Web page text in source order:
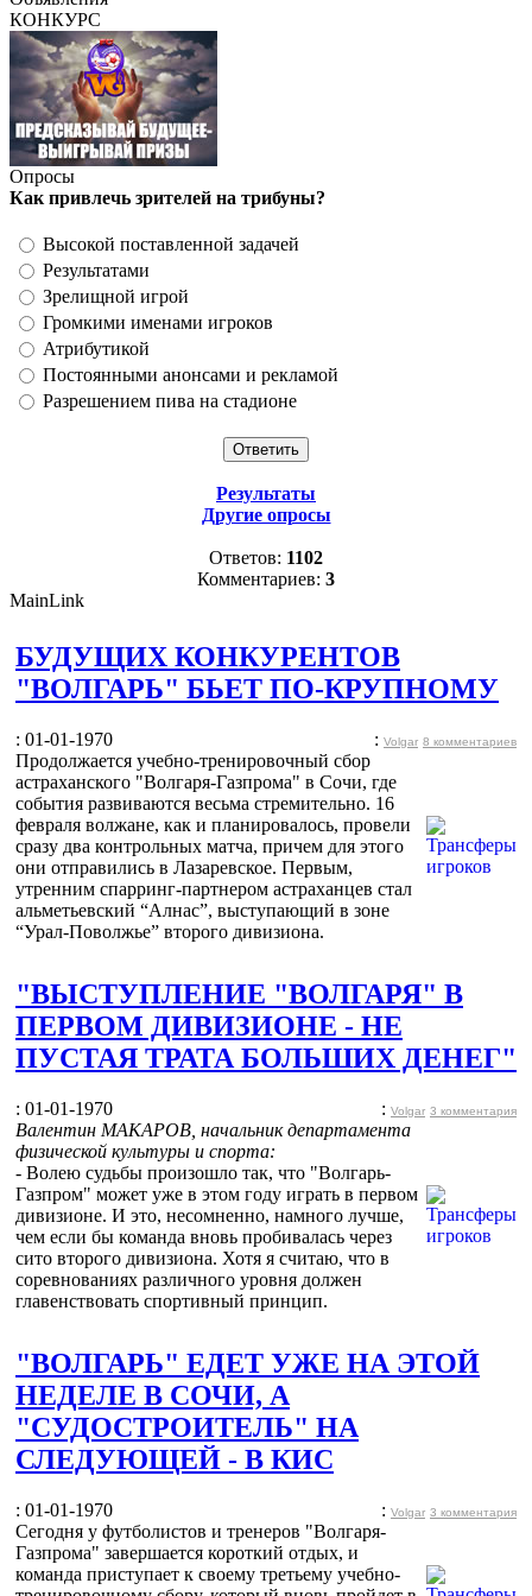
КОНКУРС
Опросы
Как привлечь зрителей на трибуны?
Высокой поставленной задачей
Результатами
Зрелищной игрой
Громкими именами игроков
Атрибутикой
Постоянными анонсами и рекламой
Разрешением пива на стадионе
Результаты
Другие опросы
Ответов: 1102
Комментариев: 3
MainLink
БУДУЩИХ КОНКУРЕНТОВ
"ВОЛГАРЬ" БЬЕТ ПО-КРУПНОМУ
: 01-01-1970 : Volgar 8 комментариев
Продолжается учебно-тренировочный сбор
астраханского "Волгаря-Газпрома" в Сочи, где
события развиваются весьма стремительно. 16
февраля волжане, как и планировалось, провели
сразу два контрольных матча, причем для этого
они отправились в Лазаревское. Первым,
утренним спарринг-партнером астраханцев стал
альметьевский “Алнас”, выступающий в зоне
“Урал-Поволжье” второго дивизиона.
"ВЫСТУПЛЕНИЕ "ВОЛГАРЯ" В
ПЕРВОМ ДИВИЗИОНЕ - НЕ
ПУСТАЯ ТРАТА БОЛЬШИХ ДЕНЕГ"
: 01-01-1970 : Volgar 3 комментария
Валентин МАКАРОВ, начальник департамента
физической культуры и спорта:
- Волею судьбы произошло так, что "Волгарь-
Газпром" может уже в этом году играть в первом
дивизионе. И это, несомненно, намного лучше,
чем если бы команда вновь пробивалась через
сито второго дивизиона. Хотя я считаю, что в
соревнованиях различного уровня должен
главенствовать спортивный принцип.
"ВОЛГАРЬ" ЕДЕТ УЖЕ НА ЭТОЙ
НЕДЕЛЕ В СОЧИ, А
"СУДОСТРОИТЕЛЬ" НА
СЛЕДУЮЩЕЙ - В КИС
: 01-01-1970 : Volgar 3 комментария
Сегодня у футболистов и тренеров "Волгаря-
Газпрома" завершается короткий отдых, и
команда приступает к своему третьему учебно-